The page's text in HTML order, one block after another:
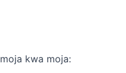
kwa moja: